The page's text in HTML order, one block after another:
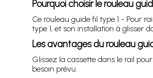
Pourquoi choisir le rouleau
Ce rouleau guide fil type 1 - Pour
type 1, et son installation à glisser
Les avantages du rouleau
Glissez la cassette dans le rail
besoin prévu.